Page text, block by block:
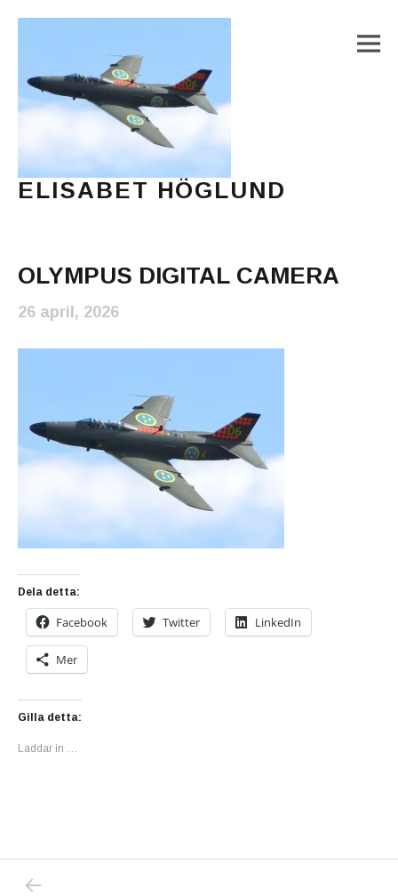
ELISABET HÖGLUND
OLYMPUS DIGITAL CAMERA
26 april, 2026
Dela detta:
Facebook Twitter LinkedIn
Mer
Gilla detta:
Laddar in …
Inläggsnavigering